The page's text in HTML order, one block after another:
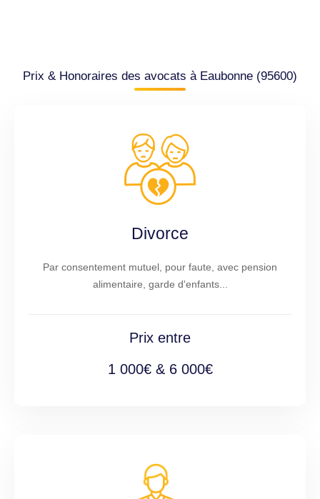
Prix & Honoraires des avocats à Eaubonne (95600)
Divorce
Par consentement mutuel, pour faute, avec pension
alimentaire, garde d'enfants...
Prix entre
1 000€ & 6 000€